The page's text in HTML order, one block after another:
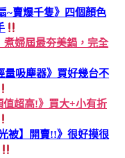
~賣爆千隻》四個顏色
煮婦屆最夯美鍋，完全
量吸塵器》買好幾台不
值超高!》買大+小有折
被】開賣!!》很好摸很